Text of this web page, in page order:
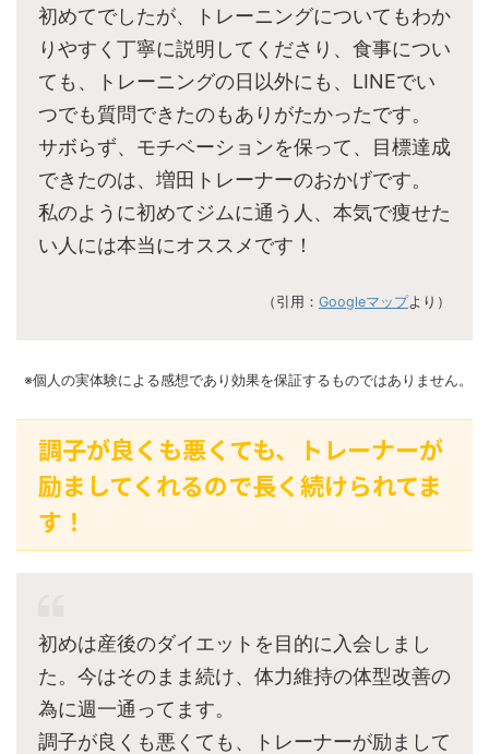
初めてでしたが、トレーニングについてもわか
りやすく丁寧に説明してくださり、食事につい
ても、トレーニングの日以外にも、LINEでい
つでも質問できたのもありがたかったです。
サボらず、モチベーションを保って、目標達成
できたのは、増田トレーナーのおかげです。
私のように初めてジムに通う人、本気で痩せた
い人には本当にオススメです！
（引用： Googleマップより）
※個人の実体験による感想であり効果を保証するものではありません。
調子が良くも悪くても、トレーナーが
励ましてくれるので長く続けられてま
す！
初めは産後のダイエットを目的に入会しまし
た。今はそのまま続け、体力維持の体型改善の
為に週一通ってます。
調子が良くも悪くても、トレーナーが励まして